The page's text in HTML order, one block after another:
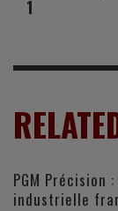
1
PGM Précision
industrielle